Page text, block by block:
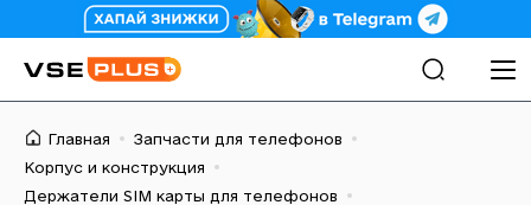
Главная
Запчасти для телефонов
Корпус и конструкция
Держатели SIM карты для телефонов